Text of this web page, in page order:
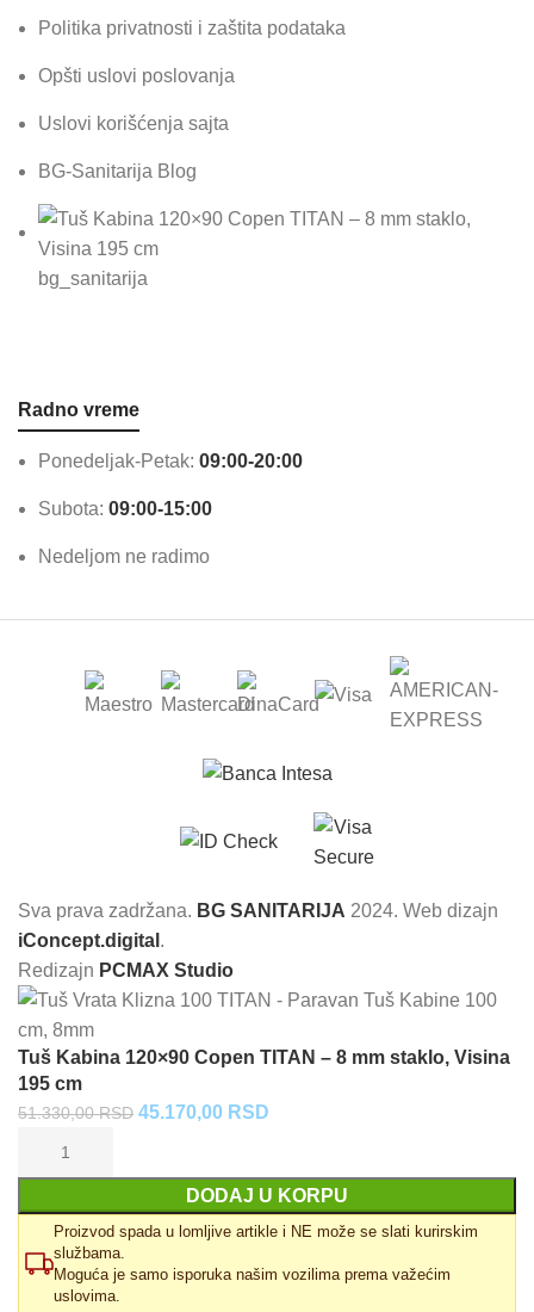
Politika privatnosti i zaštita podataka
Opšti uslovi poslovanja
Uslovi korišćenja sajta
BG-Sanitarija Blog
bg_sanitarija
Radno vreme
Ponedeljak-Petak: 09:00-20:00
Subota: 09:00-15:00
Nedeljom ne radimo
Sva prava zadržana. BG SANITARIJA 2024. Web dizajn
iConcept.digital .
Redizajn PCMAX Studio
Tuš Kabina 120×90 Copen TITAN – 8 mm staklo, Visina
195 cm
51.330,00RSD Originalna
51.330,00 RSD.
45.170,00 RSD
45.170,00 RSD.
DODAJ U KORPU
Proizvod spada u lomljive artikle i NE može se slati kurirskim
službama.
Moguća je samo isporuka našim vozilima prema važećim
uslovima.